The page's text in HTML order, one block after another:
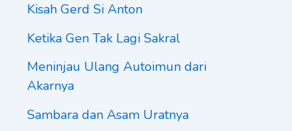
Kisah Gerd Si Anton
Ketika Gen Tak Lagi Sakral
Meninjau Ulang Autoimun dari
Akarnya
Sambara dan Asam Uratnya